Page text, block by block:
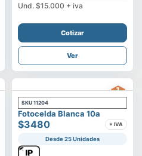
Und. $15.000 + iva
Cotizar
Ver
SKU 11204
Fotocelda Blanca 10a
$3480 + IVA
Desde 25 Unidades